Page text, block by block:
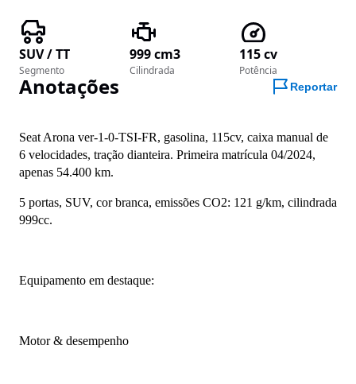
SUV / TT
Segmento
999 cm3
Cilindrada
115 cv
Potência
Anotações Reportar
Seat Arona ver-1-0-TSI-FR, gasolina, 115cv, caixa manual de
6 velocidades, tração dianteira. Primeira matrícula 04/2024,
apenas 54.400 km.
5 portas, SUV, cor branca, emissões CO2: 121 g/km, cilindrada
999cc.
Equipamento em destaque:
Motor & desempenho